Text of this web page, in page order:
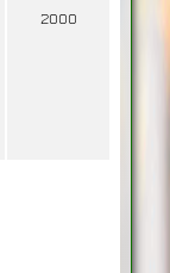
2000